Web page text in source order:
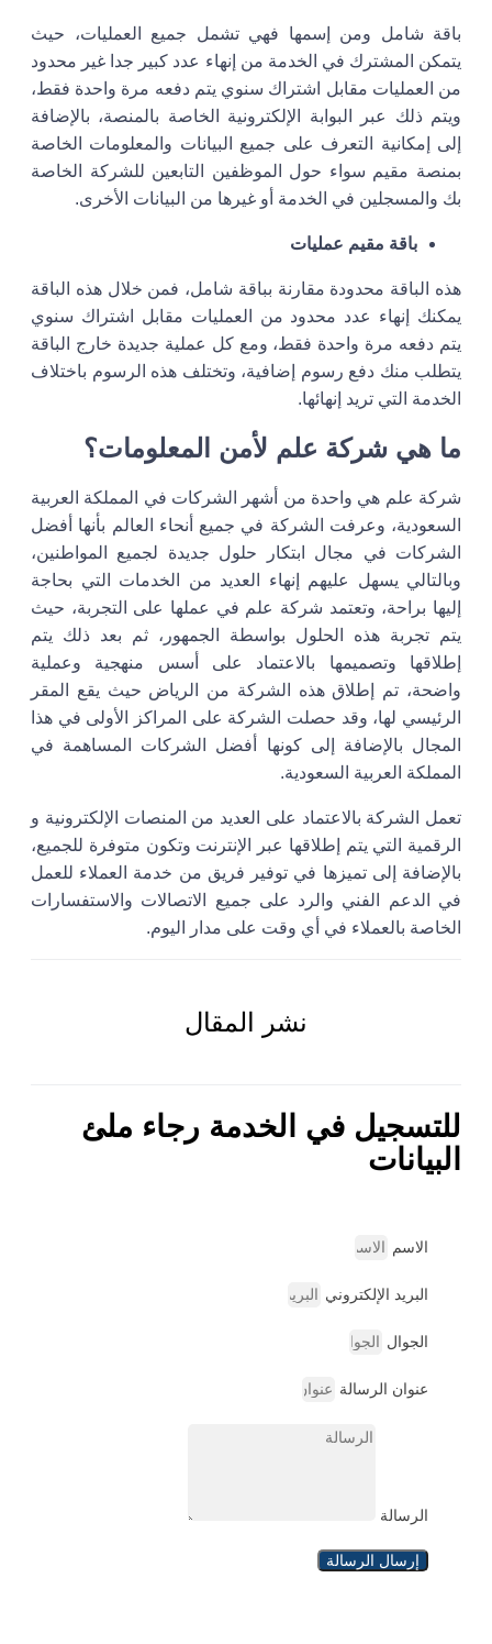
باقة شامل ومن إسمها فهي تشمل جميع العمليات، حيث
يتمكن المشترك في الخدمة من إنهاء عدد كبير جدا غير محدود
من العمليات مقابل اشتراك سنوي يتم دفعه مرة واحدة فقط،
ويتم ذلك عبر البوابة الإلكترونية الخاصة بالمنصة، بالإضافة
إلى إمكانية التعرف على جميع البيانات والمعلومات الخاصة
بمنصة مقيم سواء حول الموظفين التابعين للشركة الخاصة
بك والمسجلين في الخدمة أو غيرها من البيانات الأخرى.
باقة مقيم عمليات
هذه الباقة محدودة مقارنة بباقة شامل، فمن خلال هذه الباقة
يمكنك إنهاء عدد محدود من العمليات مقابل اشتراك سنوي
يتم دفعه مرة واحدة فقط، ومع كل عملية جديدة خارج الباقة
يتطلب منك دفع رسوم إضافية، وتختلف هذه الرسوم باختلاف
الخدمة التي تريد إنهائها.
ما هي شركة علم لأمن المعلومات؟
شركة علم هي واحدة من أشهر الشركات في المملكة العربية
السعودية، وعرفت الشركة في جميع أنحاء العالم بأنها أفضل
الشركات في مجال ابتكار حلول جديدة لجميع المواطنين،
وبالتالي يسهل عليهم إنهاء العديد من الخدمات التي بحاجة
إليها براحة، وتعتمد شركة علم في عملها على التجربة، حيث
يتم تجربة هذه الحلول بواسطة الجمهور، ثم بعد ذلك يتم
إطلاقها وتصميمها بالاعتماد على أسس منهجية وعملية
واضحة، تم إطلاق هذه الشركة من الرياض حيث يقع المقر
الرئيسي لها، وقد حصلت الشركة على المراكز الأولى في هذا
المجال بالإضافة إلى كونها أفضل الشركات المساهمة في
المملكة العربية السعودية.
تعمل الشركة بالاعتماد على العديد من المنصات الإلكترونية و
الرقمية التي يتم إطلاقها عبر الإنترنت وتكون متوفرة للجميع،
بالإضافة إلى تميزها في توفير فريق من خدمة العملاء للعمل
في الدعم الفني والرد على جميع الاتصالات والاستفسارات
الخاصة بالعملاء في أي وقت على مدار اليوم.
نشر المقال
للتسجيل في الخدمة رجاء ملئ
البيانات
الاسم
البريد الإلكتروني
الجوال
عنوان الرسالة
الرسالة
إرسال الرسالة